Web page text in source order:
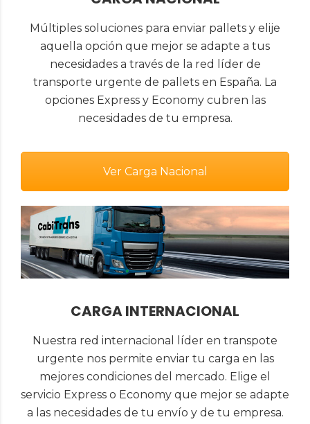
Múltiples soluciones para enviar pallets y elije
aquella opción que mejor se adapte a tus
necesidades a través de la red líder de
transporte urgente de pallets en España. La
opciones Express y Economy cubren las
necesidades de tu empresa.
Ver Carga Nacional
CARGA INTERNACIONAL
Nuestra red internacional líder en transpote
urgente nos permite enviar tu carga en las
mejores condiciones del mercado. Elige el
servicio Express o Economy que mejor se adapte
a las necesidades de tu envío y de tu empresa.